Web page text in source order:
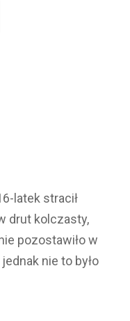
latek stracił
drut kolczasty,
pozostawiło w
nie to było